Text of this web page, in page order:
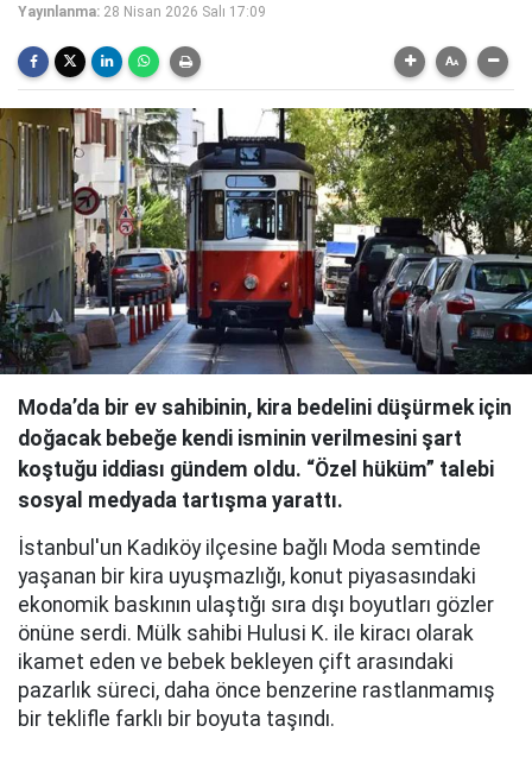
Yayınlanma: 28 Nisan 2026 Salı 17:09
Moda’da bir ev sahibinin, kira bedelini düşürmek için
doğacak bebeğe kendi isminin verilmesini şart
koştuğu iddiası gündem oldu. “Özel hüküm” talebi
sosyal medyada tartışma yarattı.
İstanbul'un Kadıköy ilçesine bağlı Moda semtinde
yaşanan bir kira uyuşmazlığı, konut piyasasındaki
ekonomik baskının ulaştığı sıra dışı boyutları gözler
önüne serdi. Mülk sahibi Hulusi K. ile kiracı olarak
ikamet eden ve bebek bekleyen çift arasındaki
pazarlık süreci, daha önce benzerine rastlanmamış
bir teklifle farklı bir boyuta taşındı.